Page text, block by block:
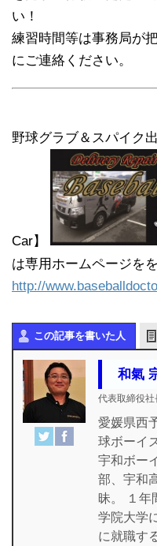
い！
練習時間等は事務局が
にご連絡ください。
野球グラブ＆スパイク
Car】
は専用ホームページを
http://
この記事を書いた人
和氣
代表取締役社
愛媛県西
球ボーイ
宇和ボー
部、宇和
昧。 １年
学院大学
に就職す